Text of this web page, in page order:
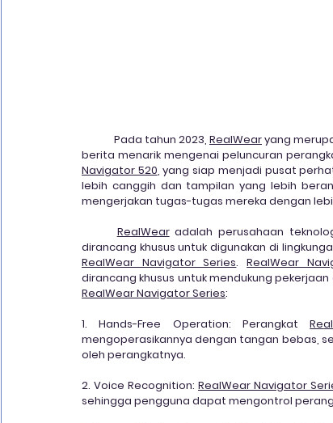
Pada tahun 2023, RealWear yang
berita menarik mengenai peluncuran
Navigator 520, yang siap menjadi pusat
lebih canggih dan tampilan yang lebih
mengerjakan tugas-tugas mereka dengan
RealWear adalah perusahaan
RealWear Navigator Series. RealWear
RealWear Navigator Series:
1. Hands-Free Operation: Perangkat Re
mengoperasikannya dengan tangan bebas,
oleh perangkatnya.
2. Voice Recognition: RealWear Navigator
sehingga pengguna dapat mengontrol